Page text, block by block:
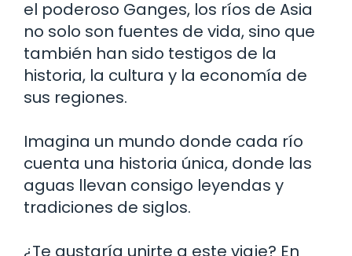
el poderoso Ganges, los ríos de Asia
no solo son fuentes de vida, sino que
también han sido testigos de la
historia, la cultura y la economía de
sus regiones.
Imagina un mundo donde cada río
cuenta una historia única, donde las
aguas llevan consigo leyendas y
tradiciones de siglos.
¿Te gustaría unirte a este viaje? En